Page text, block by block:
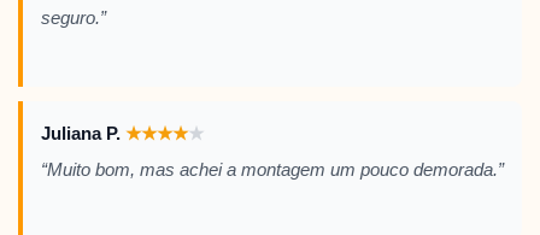
seguro.”
Juliana P. ★★★★★
“Muito bom, mas achei a montagem um pouco demorada.”